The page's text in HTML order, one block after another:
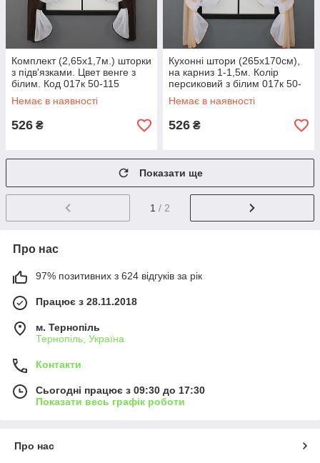
Комплект (2,65х1,7м.) шторки
з підв'язками. Цвет венге з
білим. Код 017к 50-115
Немає в наявності
526 ₴
Кухонні штори (265х170см),
на карниз 1-1,5м. Колір
персиковий з білим 017к 50-
006
Немає в наявності
526 ₴
Показати ще
1 / 2
Про нас
97% позитивних з 624 відгуків за рік
Працює з 28.11.2018
м. Тернопіль
Тернопіль, Україна
Контакти
Сьогодні працює з 09:30 до 17:30
Показати весь графік роботи
Про нас